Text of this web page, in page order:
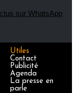
Utiles
Contact
Publicité
Agenda
La presse en
parle